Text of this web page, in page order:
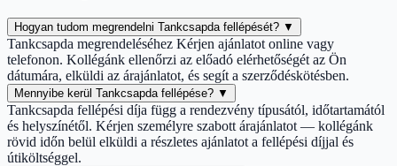
Hogyan tudom megrendelni Tankcsapda fellépését? ▼
Tankcsapda megrendeléséhez Kérjen ajánlatot online vagy
telefonon. Kollégánk ellenőrzi az előadó elérhetőségét az Ön
dátumára, elküldi az árajánlatot, és segít a szerződéskötésben.
Mennyibe kerül Tankcsapda fellépése? ▼
Tankcsapda fellépési díja függ a rendezvény típusától, időtartamától
és helyszínétől. Kérjen személyre szabott árajánlatot — kollégánk
rövid időn belül elküldi a részletes ajánlatot a fellépési díjjal és
útiköltséggel.